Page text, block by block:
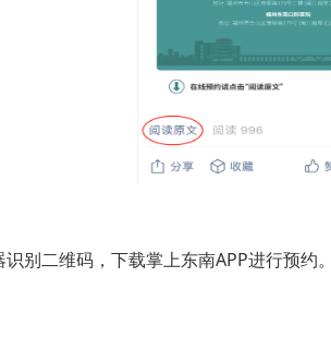
二维码，下载掌上东南APP进行预约。